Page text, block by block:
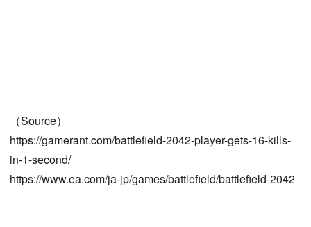
（Source）
https://gamerant.com/battlefield-2042-player-gets-16-kills-
in-1-second/
https://www.ea.com/ja-jp/games/battlefield/battlefield-2042